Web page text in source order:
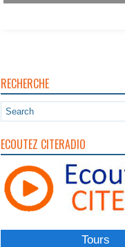
RECHERCHE
ECOUTEZ CITERADIO
Tours